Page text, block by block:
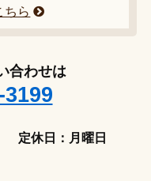
ちら
合わせは
3199
定休日：月曜日